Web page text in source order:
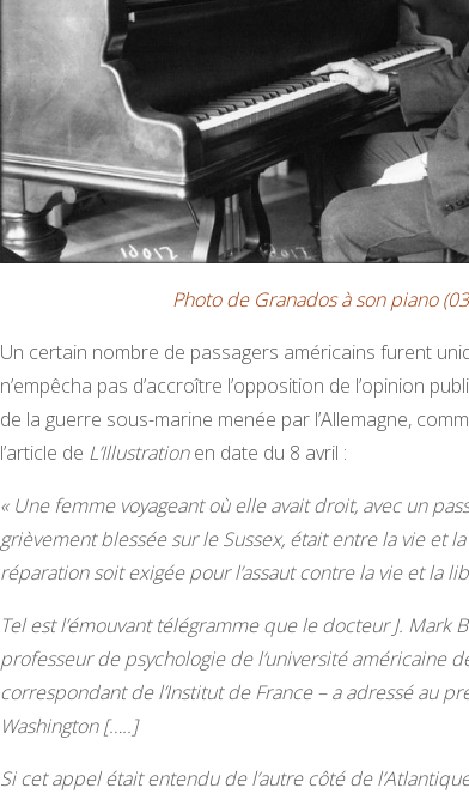
Photo de Granados à son piano
Un certain nombre de passagers américains furent
n’empêcha pas d’accroître l’opposition de l’opinion
de la guerre sous-marine menée par l’Allemagne,
l’article de L’Illustrationen date du 8 avril :
« Une femme voyageant oùelle avait droit, avec un
grièvement blessée sur le Sussex, était entre la vie et
réparation soit exigée pour l’assaut contre la vie et la
Tel est l’émouvant télégramme que le docteur J. Mark
professeur de psychologie de l’université américaine
correspondant de l’Institut de France – a adressé au
Washington […..]
Si cet appel était entendu de l’autre côté de